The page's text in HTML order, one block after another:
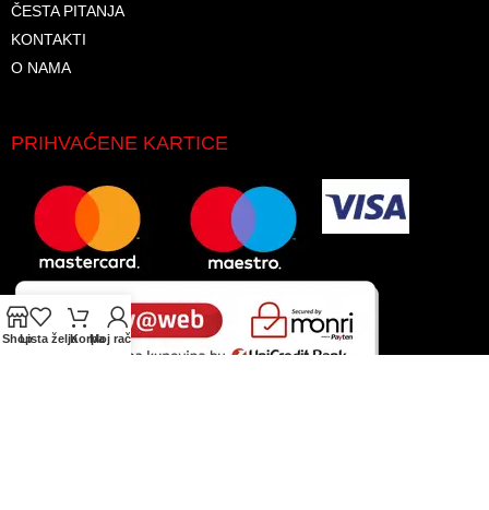
ČESTA PITANJA
KONTAKTI
O NAMA
PRIHVAĆENE KARTICE
ShopLista željaKorpaMoj račun